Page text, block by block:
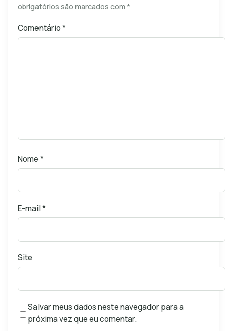
obrigatórios são marcados com *
Comentário*
Nome*
E-mail*
Site
Salvar meus dados neste navegador para a
próxima vez que eu comentar.